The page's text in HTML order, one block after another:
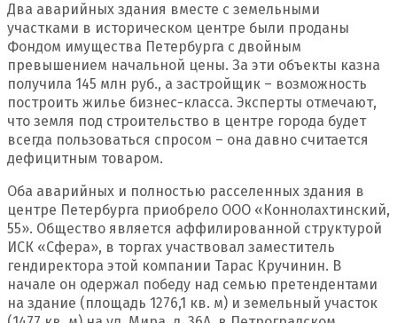
Два аварийных здания вместе с земельными
участками в историческом центре были проданы
Фондом имущества Петербурга с двойным
превышением начальной цены. За эти объекты казна
получила 145 млн руб., а застройщик – возможность
построить жилье бизнес-класса. Эксперты отмечают,
что земля под строительство в центре города будет
всегда пользоваться спросом – она давно считается
дефицитным товаром.
Оба аварийных и полностью расселенных здания в
центре Петербурга приобрело ООО «Коннолахтинский,
55». Общество является аффилированной структурой
ИСК «Сфера», в торгах участвовал заместитель
гендиректора этой компании Тарас Кручинин. В
начале он одержал победу над семью претендентами
на здание (площадь 1276,1 кв. м) и земельный участок